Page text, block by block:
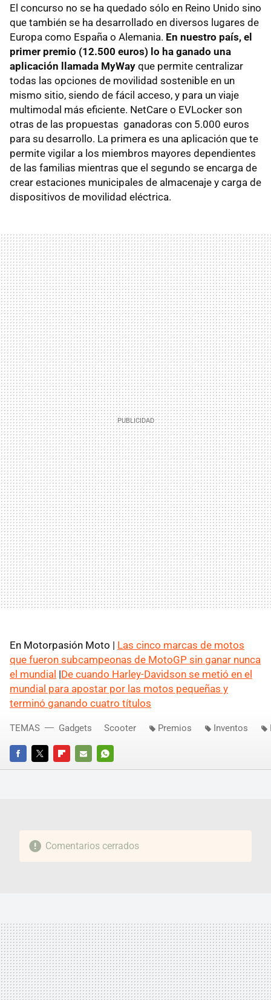
El concurso no se ha quedado sólo en Reino Unido sino
que también se ha desarrollado en diversos lugares de
Europa como España o Alemania. En nuestro país, el
primer premio (12.500 euros) lo ha ganado una
aplicación llamada MyWay que permite centralizar
todas las opciones de movilidad sostenible en un
mismo sitio, siendo de fácil acceso, y para un viaje
multimodal más eficiente. NetCare o EVLocker son
otras de las propuestas ganadoras con 5.000 euros
para su desarrollo. La primera es una aplicación que te
permite vigilar a los miembros mayores dependientes
de las familias mientras que el segundo se encarga de
crear estaciones municipales de almacenaje y carga de
dispositivos de movilidad eléctrica.
En Motorpasión Moto | Las cinco marcas de motos
que fueron subcampeonas de MotoGP sin ganar nunca
el mundial |De cuando Harley-Davidson se metió en el
mundial para apostar por las motos pequeñas y
terminó ganando cuatro títulos
FACEBOOKTWITTERFLIPBOARD
E-
WHATSAPP
TEMAS Gadgets Scooter Premios Inventos
Comentarios cerrados